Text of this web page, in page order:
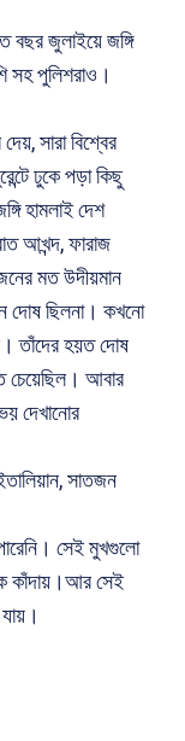
জুলাইয়ে জঙ্গি
সহ পুলিশরাও।
সারা বিশ্বের
ঢুকে পড়া কিছু
হামলাই দেশ
আখন্দ, ফারাজ
মত উদীয়মান
দোষ ছিলনা। কখনো
তাঁদের হয়ত দোষ
চেয়েছিল। আবার
দেখানোর
সাতজন
সেই মুখগুলো
কাঁদায়।আর সেই